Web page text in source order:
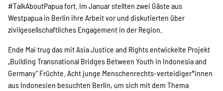
#TalkAboutPapua fort. Im Januar stellten zwei Gäste aus
Westpapua in Berlin ihre Arbeit vor und diskutierten über
zivilgesellschaftliches Engagement in der Region.
Ende Mai trug das mit Asia Justice and Rights entwickelte Projekt
„Building Transnational Bridges Between Youth in Indonesia and
Germany“ Früchte. Acht junge Menschenrechts-verteidiger*innen
aus Indonesien besuchten Berlin, um sich mit dem Thema